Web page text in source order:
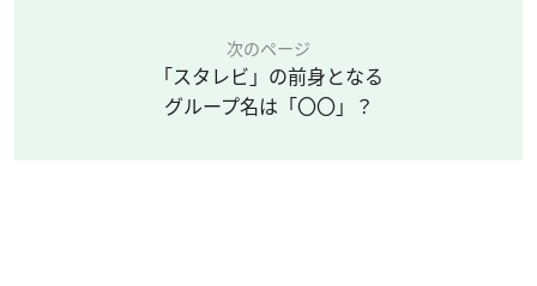
次のページ
「スタレビ」の前身となる
グループ名は「〇〇」？